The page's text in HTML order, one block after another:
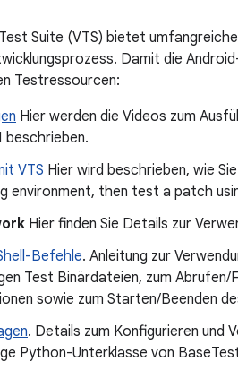
Suite (VTS) bietet
Damit die
Testressourcen:
Hier werden die Videos zum
beschrieben.
VTS Hier wird beschrieben, wie
environment, then test a patch
Hier finden Sie Details zur
Befehle. Anleitung zur
Test Binärdateien, zum Abrufen/
sowie zum Starten/Beenden
. Details zum Konfigurieren und
Python-Unterklasse von